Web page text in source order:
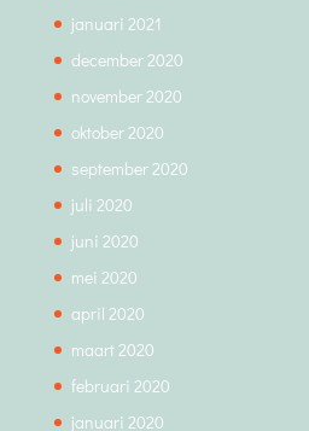
januari 2021
december 2020
november 2020
oktober 2020
september 2020
juli 2020
juni 2020
mei 2020
april 2020
maart 2020
februari 2020
januari 2020